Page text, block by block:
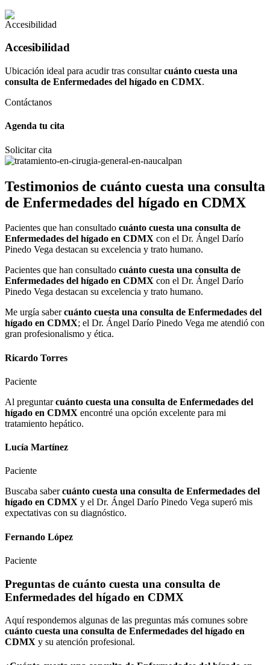
Accesibilidad
Ubicación ideal para acudir tras consultarcuánto cuesta una
consulta de Enfermedades del hígado en CDMX.
Contáctanos
Agenda tu cita
Solicitar cita
Testimonios de cuánto cuesta una consulta
de Enfermedades del hígado en CDMX
Pacientes que han consultado cuánto cuesta una consulta de
Enfermedades del hígado en CDMX con el Dr. Ángel Darío
Pinedo Vega destacan su excelencia y trato humano.
Pacientes que han consultado cuánto cuesta una consulta de
Enfermedades del hígado en CDMX con el Dr. Ángel Darío
Pinedo Vega destacan su excelencia y trato humano.
Me urgía sabercuánto cuesta una consulta de Enfermedades del
hígado en CDMX; el Dr. Ángel Darío Pinedo Vega me atendió con
gran profesionalismo y ética.
Ricardo Torres
Paciente
Al preguntarcuánto cuesta una consulta de Enfermedades del
hígado en CDMX encontré una opción excelente para mi
tratamiento hepático.
Lucía Martínez
Paciente
Buscaba sabercuánto cuesta una consulta de Enfermedades del
hígado en CDMX y el Dr. Ángel Darío Pinedo Vega superó mis
expectativas con su diagnóstico.
Fernando López
Paciente
Preguntas de cuánto cuesta una consulta de
Enfermedades del hígado en CDMX
Aquí respondemos algunas de las preguntas más comunes sobre
cuánto cuesta una consulta de Enfermedades del hígado en
CDMX y su atención profesional.